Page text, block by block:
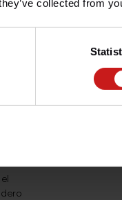
collected from